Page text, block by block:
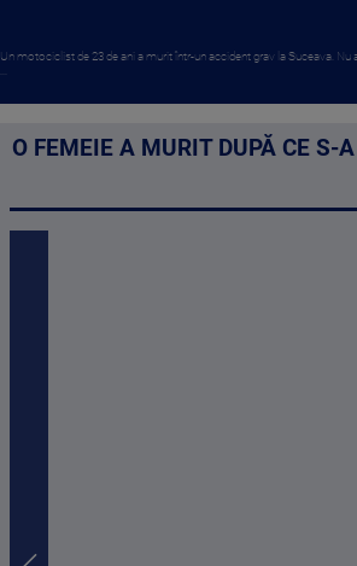
Un motociclist de 23 de ani a murit într-un accident grav la Suceava. Nu
O FEMEIE A MURIT DUPĂ CE